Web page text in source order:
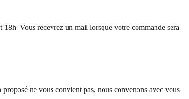
Vous recevrez un mail lorsque votre commande sera
ne vous convient pas, nous convenons avec vous